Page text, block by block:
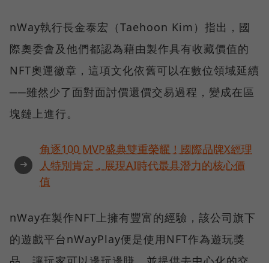
nWay執行長金泰宏（Taehoon Kim）指出，國
際奧委會及他們都認為藉由製作具有收藏價值的
NFT奧運徽章，這項文化依舊可以在數位領域延續
──雖然少了面對面討價還價交易過程，變成在區
塊鏈上進行。
➜
角逐100 MVP盛典雙重榮耀！國際品牌X經理
人特別肯定，展現AI時代最具潛力的核心價
值
nWay在製作NFT上擁有豐富的經驗，該公司旗下
的遊戲平台nWayPlay便是使用NFT作為遊玩獎